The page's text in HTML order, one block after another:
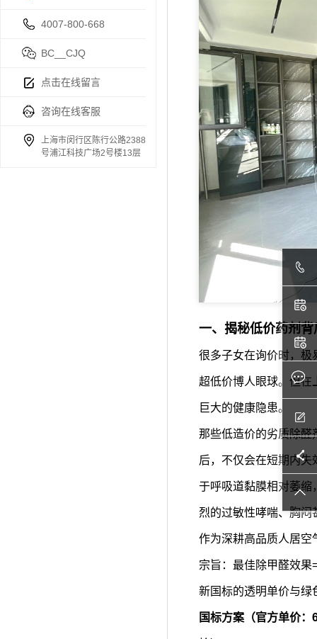
4007-800-668
BC__CJQ
点击在线留言
咨询在线客服
上海市闵行区陈行公路2388
号浦江科技广场2号楼13层
一、揭秘低价药剂
很多子女在询价时，极
超低价博人眼球。但在
巨大的健康隐患。
那些低造价的劣质除醛
后，不仅会在短期内
于呼吸道黏膜相对萎缩
烈的过敏性哮喘、胸闷
作为深耕高品质人居空
宗旨：最佳除甲醛效
新国标的透明单价与绿
国标方案（官方单价：